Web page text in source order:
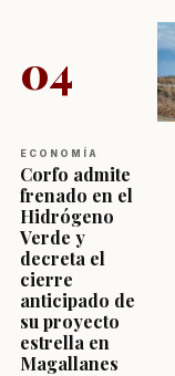
04
ECONOMÍA
Corfo admite
frenado en el
Hidrógeno
Verde y
decreta el
cierre
anticipado de
su proyecto
estrella en
Magallanes